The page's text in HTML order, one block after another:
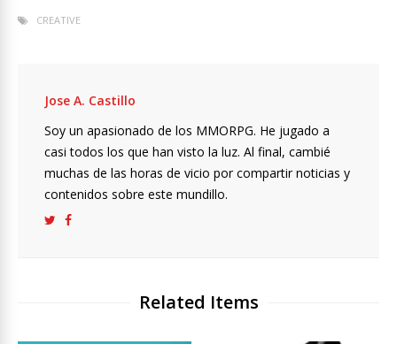
CREATIVE
Jose A. Castillo
Soy un apasionado de los MMORPG. He jugado a
casi todos los que han visto la luz. Al final, cambié
muchas de las horas de vicio por compartir noticias y
contenidos sobre este mundillo.
Related Items